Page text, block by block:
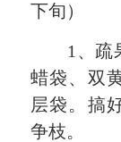
下旬）
1、疏果
蜡袋、双
层袋。搞
争枝。